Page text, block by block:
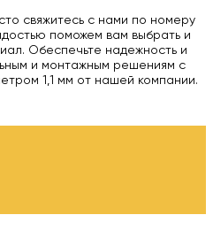
свяжитесь с нами по номеру
поможем вам выбрать и
Обеспечьте надежность и
и монтажным решениям с
1,1 мм от нашей компании.